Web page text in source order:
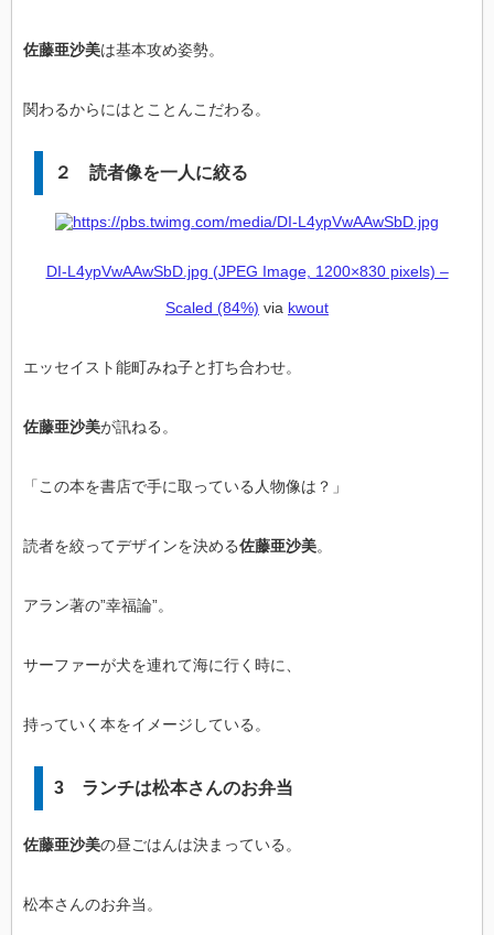
佐藤亜沙美は基本攻め姿勢。
関わるからにはとことんこだわる。
２ 読者像を一人に絞る
DI-L4ypVwAAwSbD.jpg (JPEG Image, 1200×830 pixels) –
Scaled (84%) via kwout
エッセイスト能町みね子と打ち合わせ。
佐藤亜沙美が訊ねる。
「この本を書店で手に取っている人物像は？」
読者を絞ってデザインを決める佐藤亜沙美。
アラン著の”幸福論”。
サーファーが犬を連れて海に行く時に、
持っていく本をイメージしている。
3 ランチは松本さんのお弁当
佐藤亜沙美の昼ごはんは決まっている。
松本さんのお弁当。